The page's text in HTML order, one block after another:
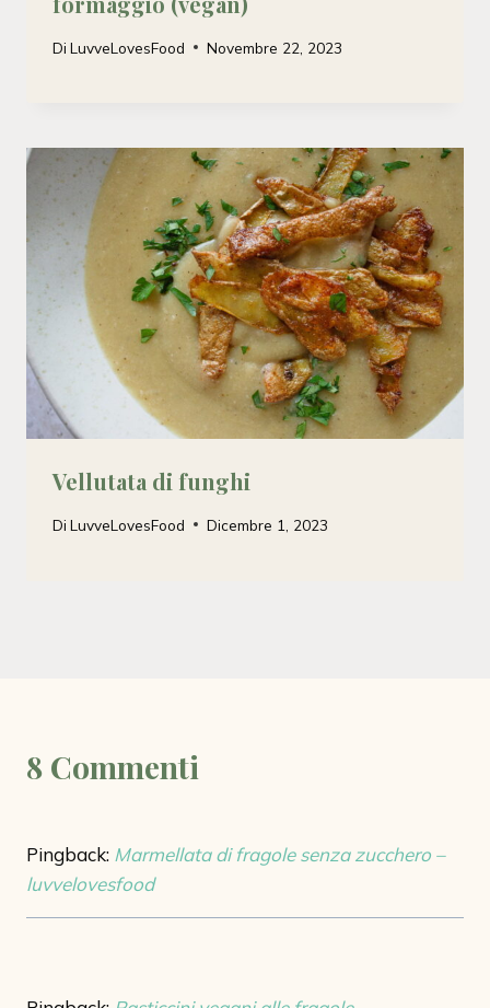
Di LuvveLovesFood Novembre 22, 2023
Vellutata di funghi
Di LuvveLovesFood Dicembre 1, 2023
8 Commenti
Pingback: Marmellata di fragole senza zucchero –
luvvelovesfood